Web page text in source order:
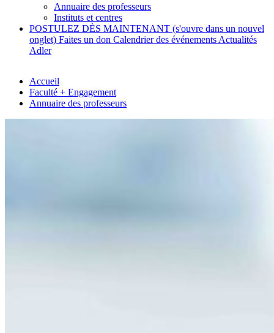
Annuaire des professeurs
Instituts et centres
POSTULEZ DÈS MAINTENANT (s'ouvre dans un nouvel
onglet) Faites un don Calendrier des événements Actualités
Adler
Accueil
Faculté + Engagement
Annuaire des professeurs